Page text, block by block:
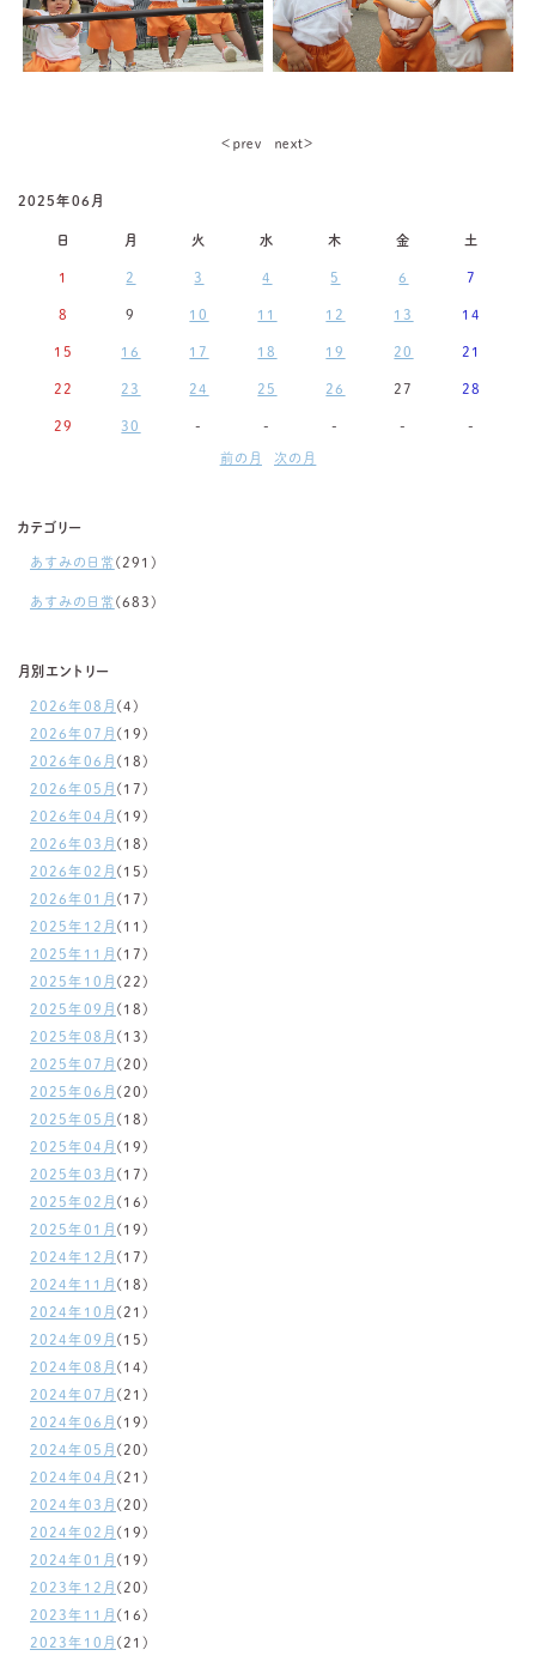
＜ｐｒｅｖ ｎｅｘｔ＞
2025年06月
日 月 火 水 木 金 土
1 2 3 4 5 6 7
8 9 10 11 12 13 14
15 16 17 18 19 20 21
22 23 24 25 26 27 28
29 30 - - - - -
前の月 次の月
カテゴリー
あすみの日常(291)
あすみの日常(683)
月別エントリー
2026年08月 (4)
2026年07月 (19)
2026年06月 (18)
2026年05月 (17)
2026年04月 (19)
2026年03月 (18)
2026年02月 (15)
2026年01月 (17)
2025年12月 (11)
2025年11月 (17)
2025年10月 (22)
2025年09月 (18)
2025年08月 (13)
2025年07月 (20)
2025年06月 (20)
2025年05月 (18)
2025年04月 (19)
2025年03月 (17)
2025年02月 (16)
2025年01月 (19)
2024年12月 (17)
2024年11月 (18)
2024年10月 (21)
2024年09月 (15)
2024年08月 (14)
2024年07月 (21)
2024年06月 (19)
2024年05月 (20)
2024年04月 (21)
2024年03月 (20)
2024年02月 (19)
2024年01月 (19)
2023年12月 (20)
2023年11月 (16)
2023年10月 (21)